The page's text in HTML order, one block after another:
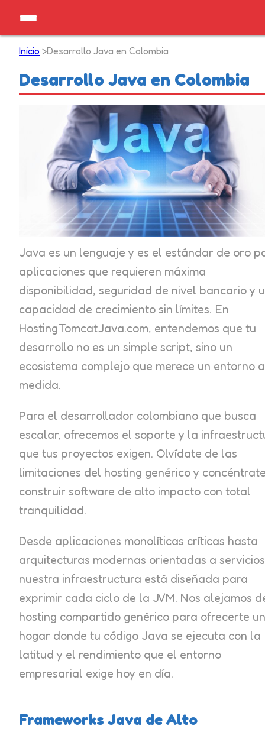
Inicio >Desarrollo Java en Colombia
Desarrollo Java en Colombia
Java es un lenguaje y es el estándar de oro
aplicaciones que requieren máxima
disponibilidad, seguridad de nivel bancario y
capacidad de crecimiento sin límites. En
HostingTomcatJava.com, entendemos que tu
desarrollo no es un simple script, sino un
ecosistema complejo que merece un entorno
medida.
Para el desarrollador colombiano que busca
escalar, ofrecemos el soporte y la
que tus proyectos exigen. Olvídate de las
limitaciones del hosting genérico y
construir software de alto impacto con total
tranquilidad.
Desde aplicaciones monolíticas críticas hasta
arquitecturas modernas orientadas a
nuestra infraestructura está diseñada para
exprimir cada ciclo de la JVM. Nos alejamos
hosting compartido genérico para ofrecerte un
hogar donde tu código Java se ejecuta con la
latitud y el rendimiento que el entorno
empresarial exige hoy en día.
Frameworks Java de Alto